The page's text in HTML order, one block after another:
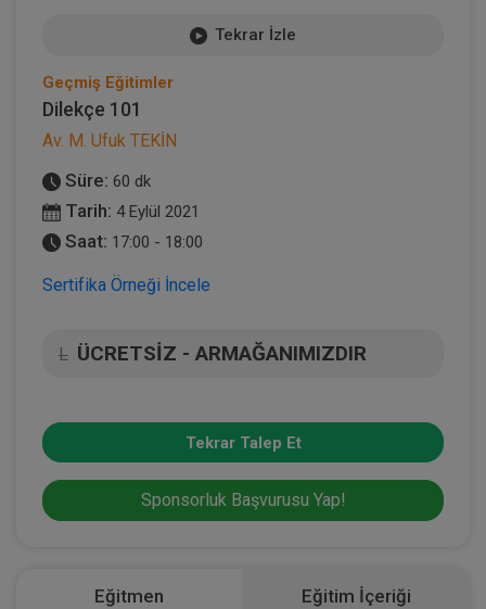
Tekrar İzle
Geçmiş Eğitimler
Dilekçe 101
Av. M. Ufuk TEKİN
Süre: 60 dk
Tarih: 4 Eylül 2021
Saat: 17:00 - 18:00
Sertifika Örneği İncele
L ÜCRETSİZ - ARMAĞANIMIZDIR
Tekrar Talep Et
Sponsorluk Başvurusu Yap!
Eğitmen Eğitim İçeriği